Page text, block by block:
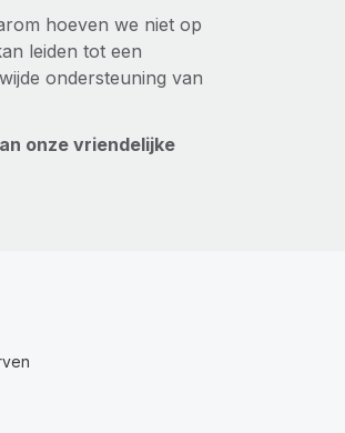
hoeven we niet op
leiden tot een
ondersteuning van
onze vriendelijke